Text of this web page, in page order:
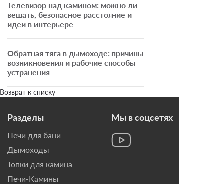
Телевизор над камином: можно ли
вешать, безопасное расстояние и
идеи в интерьере
Обратная тяга в дымоходе: причины
возникновения и рабочие способы
устранения
Возврат к списку
Разделы
Печи для бани
Дымоходы
Топки для камина
Печи-Камины
Мы в соцсетях